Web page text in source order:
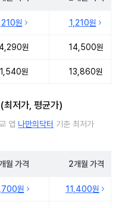
원 1,210원
원 14,500원
원 13,860원
최저가, 평균가)
앱 나만의닥터 기준 최저가
월 가격 2개월 가격
원 11,400원